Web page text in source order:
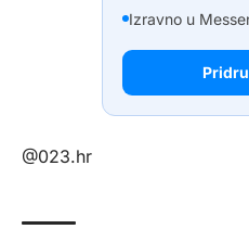
Izravno u
@023.hr